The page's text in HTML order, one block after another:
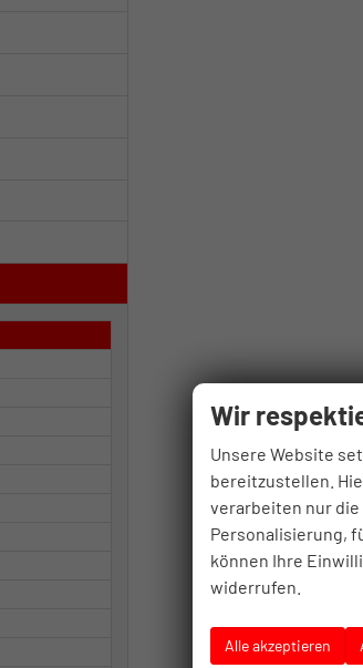
Wir
Unsere Website
bereitzustellen.
verarbeiten nur die
Personalisierung,
können Ihre
widerrufen.
Alle akzeptieren